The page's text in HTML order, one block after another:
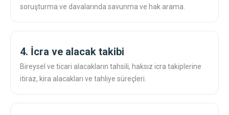
soruşturma ve davalarında savunma ve hak arama.
4. İcra ve alacak takibi
Bireysel ve ticari alacakların tahsili, haksız icra takiplerine
itiraz, kira alacakları ve tahliye süreçleri.